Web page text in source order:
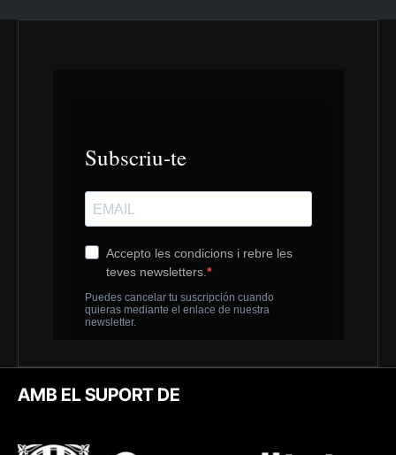
AMB EL SUPORT DE